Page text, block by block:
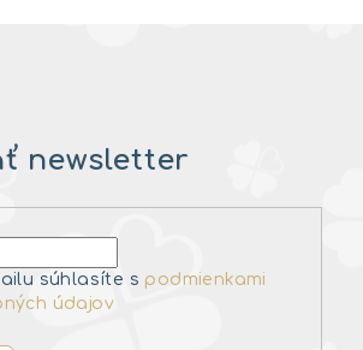
newsletter
súhlasíte s podmienkami
údajov